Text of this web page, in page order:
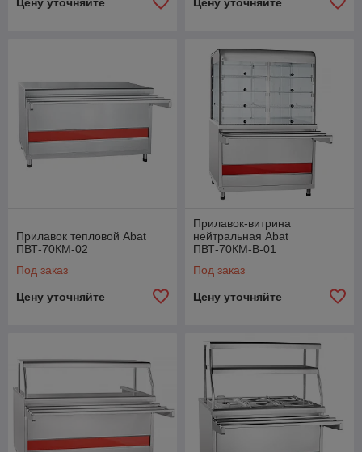
Прилавок тепловой Abat
ПВТ-70КМ-02
Под заказ
Цену уточняйте
Прилавок-витрина
нейтральная Abat
ПВТ-70КМ-В-01
Под заказ
Цену уточняйте